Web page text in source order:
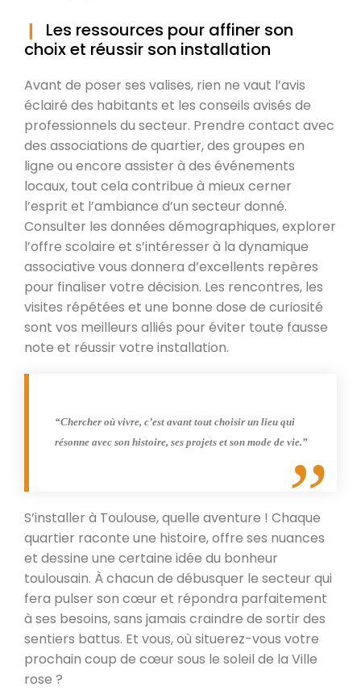
Les ressources pour affiner son
choix et réussir son installation
Avant de poser ses valises, rien ne vaut l’avis
éclairé des habitants et les conseils avisés de
professionnels du secteur. Prendre contact avec
des associations de quartier, des groupes en
ligne ou encore assister à des événements
locaux, tout cela contribue à mieux cerner
l’esprit et l’ambiance d’un secteur donné.
Consulter les données démographiques, explorer
l’offre scolaire et s’intéresser à la dynamique
associative vous donnera d’excellents repères
pour finaliser votre décision. Les rencontres, les
visites répétées et une bonne dose de curiosité
sont vos meilleurs alliés pour éviter toute fausse
note et réussir votre installation.
“Chercher où vivre, c’est avant tout choisir un lieu qui
résonne avec son histoire, ses projets et son mode de vie.”
S’installer à Toulouse, quelle aventure ! Chaque
quartier raconte une histoire, offre ses nuances
et dessine une certaine idée du bonheur
toulousain. À chacun de débusquer le secteur qui
fera pulser son cœur et répondra parfaitement
à ses besoins, sans jamais craindre de sortir des
sentiers battus. Et vous, où situerez-vous votre
prochain coup de cœur sous le soleil de la Ville
rose ?